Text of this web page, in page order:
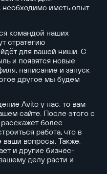
необходимо иметь опыт
командой наших
стратегию
для вашей ниши. С
и появятся новые
написание и запуск
другое мы будем
Avito у нас, то вам
сайте. После этого с
более
работа, что в
ваши вопросы. Также,
и другие бизнес-
делу расти и